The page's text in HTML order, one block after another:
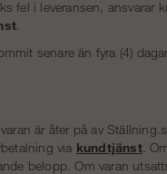
fel i leveransen, ansvarar
senare än fyra (4)
är åter på av
via kundtjänst.
belopp. Om varan